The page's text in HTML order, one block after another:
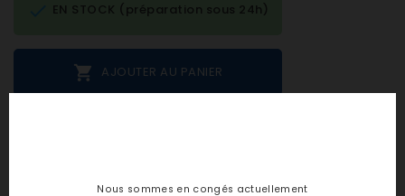
 AJOUTER AU PANIER
EN STOCK (préparation sous 24h)
Nous sommes en congés actuellement